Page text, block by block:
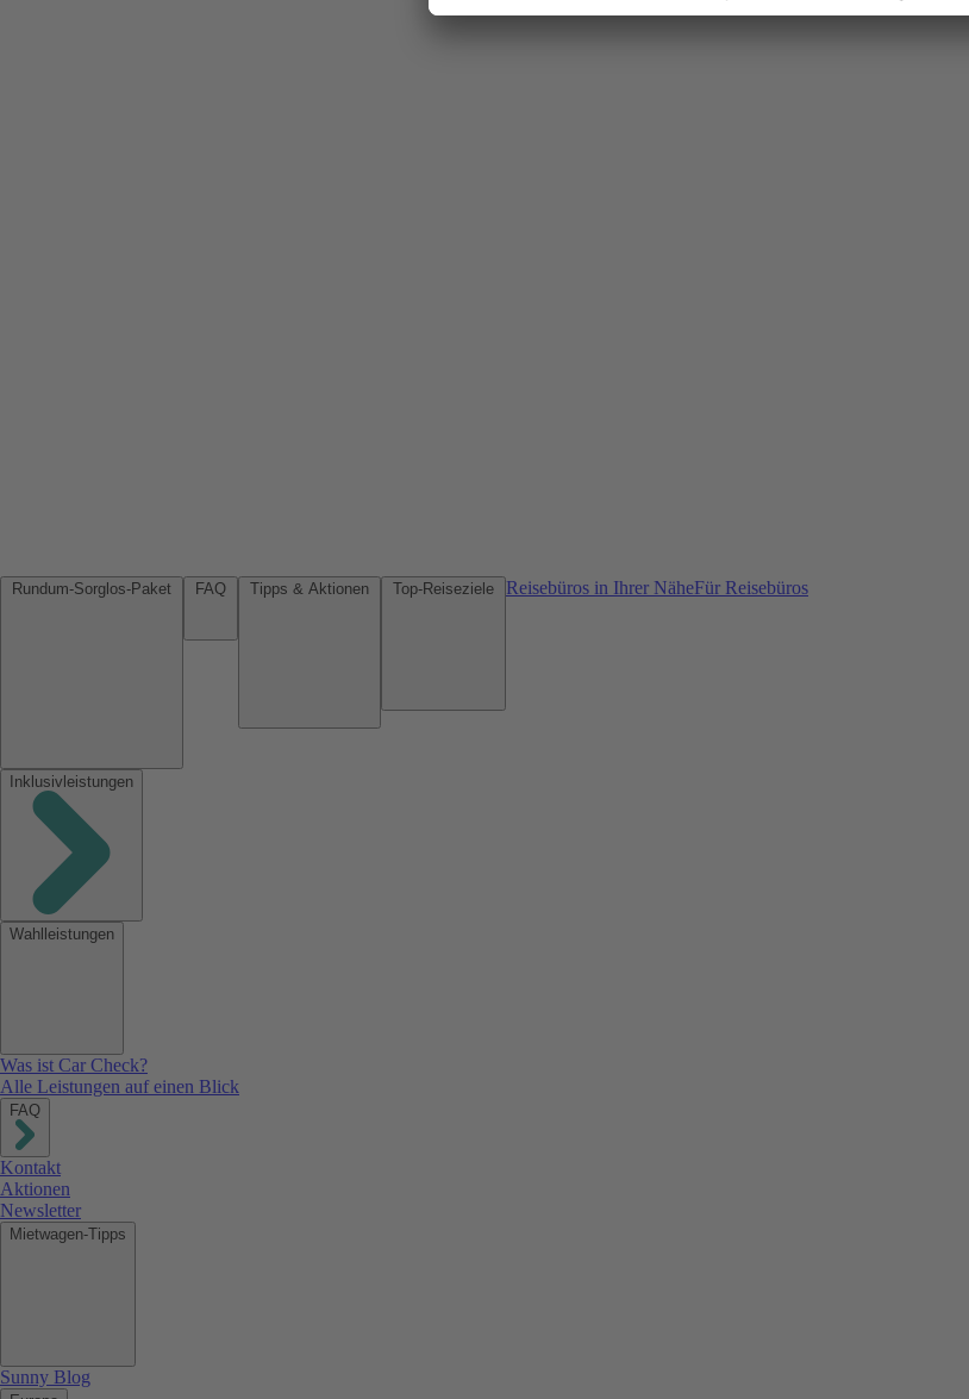
Reisebüros in Ihrer NäheFür Reisebüros
Inklusivleistungen
Wahlleistungen
Was ist Car Check?
Alle Leistungen auf einen Blick
FAQ
Kontakt
Aktionen
Newsletter
Mietwagen-Tipps
Sunny Blog